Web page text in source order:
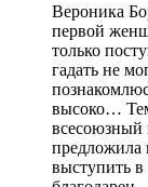
Вероника
первой
только
гадать не
высоко…
всесоюзный
предложила
выступить